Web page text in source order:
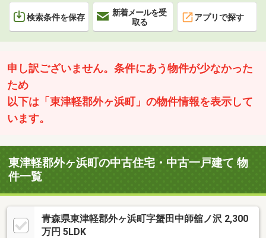
検索条件を保存
新着メールを受
取る
アプリで探す
申し訳ございません。条件にあう物件が少なかった
ため
以下は「東津軽郡外ヶ浜町」の物件情報を表示して
います。
東津軽郡外ヶ浜町の中古住宅・中古一戸建て 物
件一覧
青森県東津軽郡外ヶ浜町字蟹田中師舘ノ沢 2,300
万円 5LDK